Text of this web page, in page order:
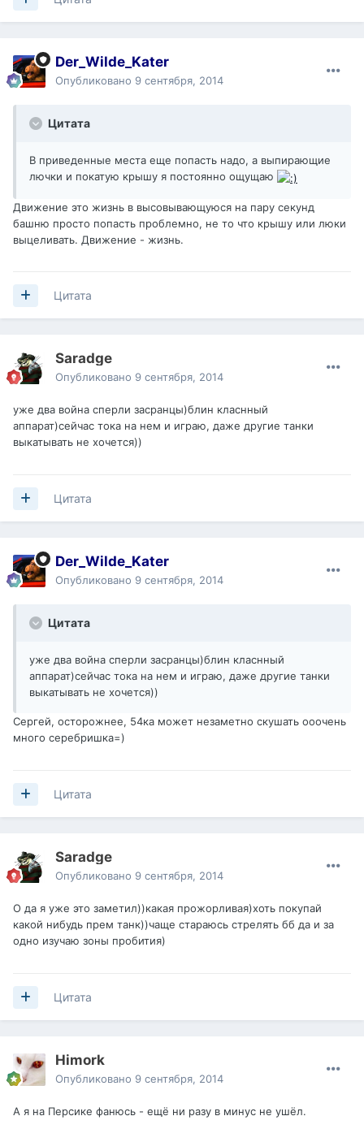
Der_Wilde_Kater
Опубликовано 9 сентября, 2014
Цитата
В приведенные места еще попасть надо, а выпирающие
лючки и покатую крышу я постоянно ощущаю
Движение это жизнь в высовывающуюся на пару секунд
башню просто попасть проблемно, не то что крышу или люки
выцеливать. Движение - жизнь.
Цитата
Saradge
Опубликовано 9 сентября, 2014
уже два война сперли засранцы)блин класнный
аппарат)сейчас тока на нем и играю, даже другие танки
выкатывать не хочется))
Цитата
Der_Wilde_Kater
Опубликовано 9 сентября, 2014
Цитата
уже два война сперли засранцы)блин класнный
аппарат)сейчас тока на нем и играю, даже другие танки
выкатывать не хочется))
Сергей, осторожнее, 54ка может незаметно скушать ооочень
много серебришка=)
Цитата
Saradge
Опубликовано 9 сентября, 2014
О да я уже это заметил))какая прожорливая)хоть покупай
какой нибудь прем танк))чаще стараюсь стрелять бб да и за
одно изучаю зоны пробития)
Цитата
Himork
Опубликовано 9 сентября, 2014
А я на Персике фанюсь - ещё ни разу в минус не ушёл.